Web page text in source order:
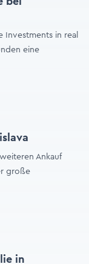
Investments in real
eine
Ankauf
große
in